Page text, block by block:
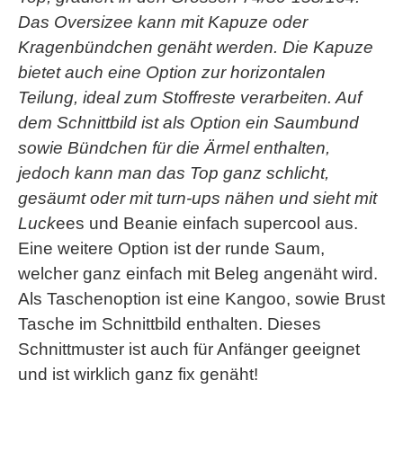
Das Oversizee kann mit Kapuze oder
Kragenbündchen genäht werden. Die Kapuze
bietet auch eine Option zur horizontalen
Teilung, ideal zum Stoffreste verarbeiten. Auf
dem Schnittbild ist als Option ein Saumbund
sowie Bündchen für die Ärmel enthalten,
jedoch kann man das Top ganz schlicht,
gesäumt oder mit turn-ups nähen und sieht mit
Luckees und Beanie einfach supercool aus.
Eine weitere Option ist der runde Saum,
welcher ganz einfach mit Beleg angenäht wird.
Als Taschenoption ist eine Kangoo, sowie Brust
Tasche im Schnittbild enthalten. Dieses
Schnittmuster ist auch für Anfänger geeignet
und ist wirklich ganz fix genäht!